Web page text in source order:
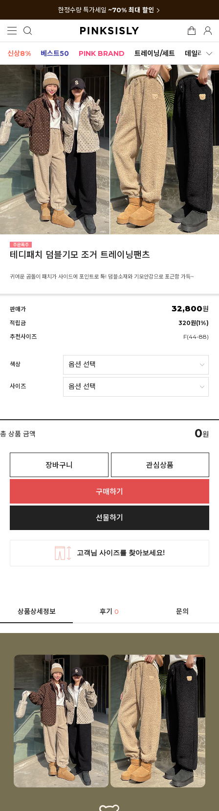
한정수량 특가세일 ~70% 최대 할인
신상8% 베스트50 PINK BRAND 트레이닝/세트 데일리세트
테디패치 덤블기모 조거 트레이닝팬츠
귀여운 곰돌이 패치가 사이드에 포인트로 톡! 덤블소재와 기모안감으로 포근함 가득~
판매가 32,800원
적립금
320원(1%)
추천사이즈
F(44-88)
색상
사이즈
총 상품 금액 0원
장바구니 관심상품
구매하기
선물하기
상품상세정보 후기0 문의